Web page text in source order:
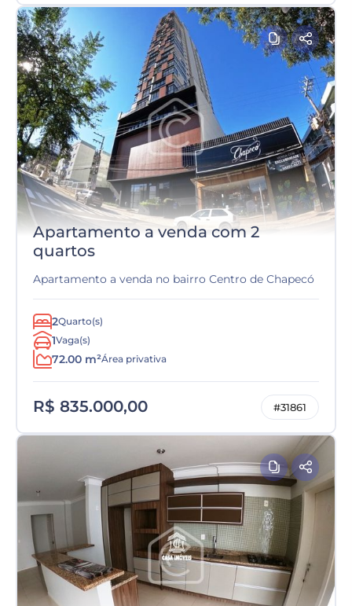
Apartamento a venda com 2
quartos
Apartamento a venda no bairro Centro de Chapecó
2Quarto(s)
1Vaga(s)
72.00 m²Área privativa
R$ 835.000,00 #31861